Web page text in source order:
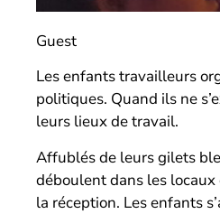
Guest
Les enfants travailleurs
politiques. Quand ils ne
leurs lieux de travail.
Affublés de leurs gilets
déboulent dans les locaux
la réception. Les enfants